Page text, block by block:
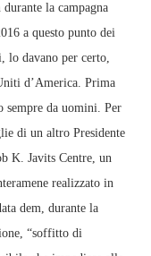
la campagna
a questo punto dei
lo davano per certo,
d’America. Prima
sempre da uomini. Per
di un altro Presidente
K. Javits Centre, un
realizzato in
dem, durante la
“soffitto di